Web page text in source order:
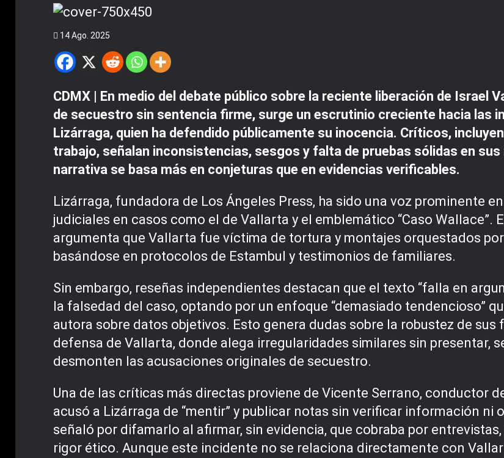
14 Ago. 2025
CDMX | En medio del debate público sobre la reciente liberación de Israel
de secuestro sin sentencia firme, surge un escrutinio creciente hacia las
Lizárraga, quien ha defendido públicamente su inocencia. Críticos,
trabajo, señalan inconsistencias, sesgos y falta de pruebas sólidas en
narrativa se basa más en conjeturas que en evidencias verificables.
Lizárraga, fundadora de Los Ángeles Press, ha sido una voz prominente
judiciales en casos como el de Vallarta y el emblemático “Caso Wallace”.
argumenta que Vallarta fue víctima de tortura y montajes orquestados
basándose en protocolos de Estambul y testimonios de familiares.
Sin embargo, reseñas independientes destacan que el texto “falla en
la falsedad del caso, optando por un enfoque “demasiado tendencioso”
autora sobre datos objetivos. Esto genera dudas sobre la robustez de
defensa de Vallarta, donde alega irregularidades similares sin presentar,
desmonten las acusaciones originales de secuestro.
Una de las críticas más directas proviene de Vicente Serrano, conductor
acusó a Lizárraga de “mentir” y publicar notas sin verificar información ni
señaló por difamarlo al afirmar, sin evidencia, que cobraba por
rigor ético. Aunque este incidente no se relaciona directamente con